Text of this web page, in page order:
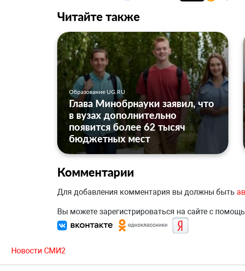
Читайте также
Образование UG.RU
Глава Минобрнауки заявил, что
в вузах дополнительно
появится более 62 тысяч
бюджетных мест
Комментарии
Для добавления комментария вы должны быть
Вы можете зарегистрироваться на сайте с
Новости СМИ2